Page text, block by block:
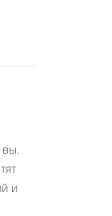
вы.
и